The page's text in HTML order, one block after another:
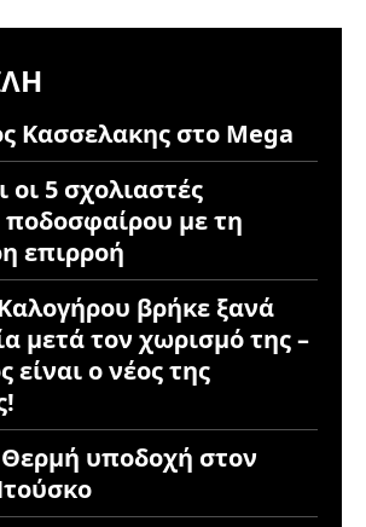
Κασσελακης στο Mega
οι 5 σχολιαστές
ποδοσφαίρου με τη
επιρροή
βρήκε ξανά
μετά τον χωρισμό της –
είναι ο νέος της
υποδοχή στον